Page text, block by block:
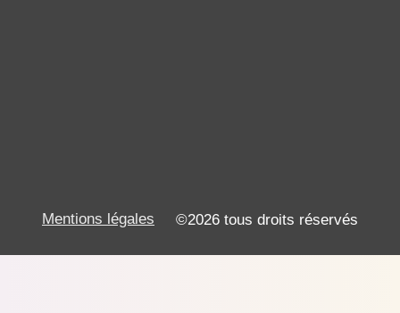
©2026 tous droits réservés
Mentions légales